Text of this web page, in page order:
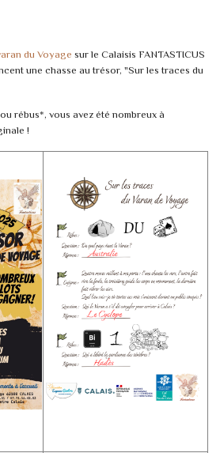
du Voyage sur le Calaisis FANTASTICUS
une chasse au trésor, "Sur les traces du
rébus*, vous avez été nombreux à
!